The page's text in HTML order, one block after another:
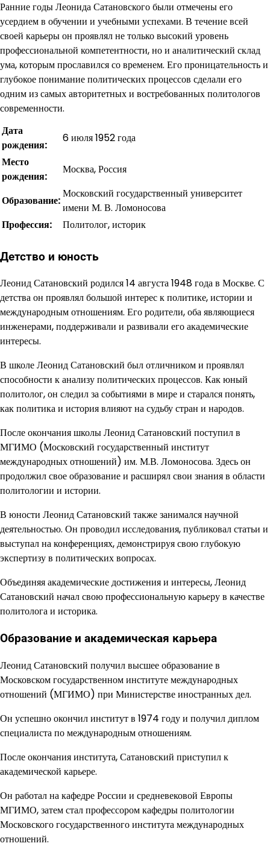
Ранние годы Леонида Сатановского были отмечены его
усердием в обучении и учебными успехами. В течение всей
своей карьеры он проявлял не только высокий уровень
профессиональной компетентности, но и аналитический склад
ума, которым прославился со временем. Его проницательность и
глубокое понимание политических процессов сделали его
одним из самых авторитетных и востребованных политологов
современности.
Дата
рождения:
6 июля 1952 года
Место
рождения:
Москва, Россия
Образование:
Московский государственный университет
имени М. В. Ломоносова
Профессия:
Политолог, историк
Детство и юность
Леонид Сатановский родился 14 августа 1948 года в Москве. С
детства он проявлял большой интерес к политике, истории и
международным отношениям. Его родители, оба являющиеся
инженерами, поддерживали и развивали его академические
интересы.
В школе Леонид Сатановский был отличником и проявлял
способности к анализу политических процессов. Как юный
политолог, он следил за событиями в мире и старался понять,
как политика и история влияют на судьбу стран и народов.
После окончания школы Леонид Сатановский поступил в
МГИМО (Московский государственный институт
международных отношений) им. М.В. Ломоносова. Здесь он
продолжил свое образование и расширял свои знания в области
политологии и истории.
В юности Леонид Сатановский также занимался научной
деятельностью. Он проводил исследования, публиковал статьи и
выступал на конференциях, демонстрируя свою глубокую
экспертизу в политических вопросах.
Объединяя академические достижения и интересы, Леонид
Сатановский начал свою профессиональную карьеру в качестве
политолога и историка.
Образование и академическая карьера
Леонид Сатановский получил высшее образование в
Московском государственном институте международных
отношений (МГИМО) при Министерстве иностранных дел.
Он успешно окончил институт в 1974 году и получил диплом
специалиста по международным отношениям.
После окончания института, Сатановский приступил к
академической карьере.
Он работал на кафедре России и средневековой Европы
МГИМО, затем стал профессором кафедры политологии
Московского государственного института международных
отношений.